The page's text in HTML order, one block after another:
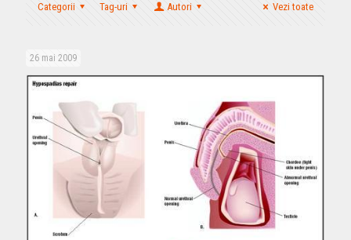
Categorii Tag-uri Autori Vezi toate
26 mai 2009